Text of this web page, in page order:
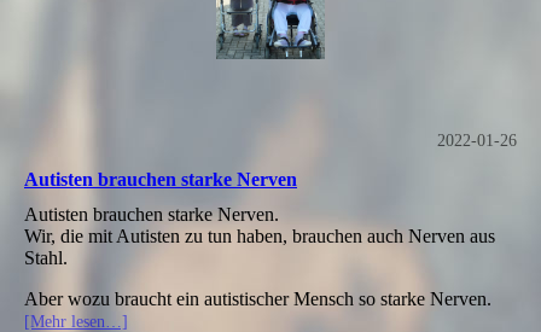
2022-01-26
Autisten brauchen starke Nerven
Autisten brauchen starke Nerven.
Wir, die mit Autisten zu tun haben, brauchen auch Nerven aus
Stahl.
Aber wozu braucht ein autistischer Mensch so starke Nerven.
[Mehr lesen…]